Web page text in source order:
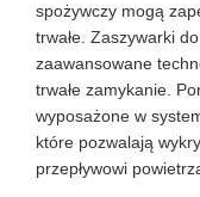
spożywczy mogą
trwałe. Zaszywarki
zaawansowane
trwałe zamykanie.
wyposażone w
które pozwalają
przepływowi